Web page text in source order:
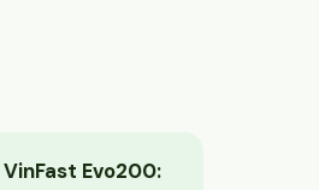
VinFast Evo200: